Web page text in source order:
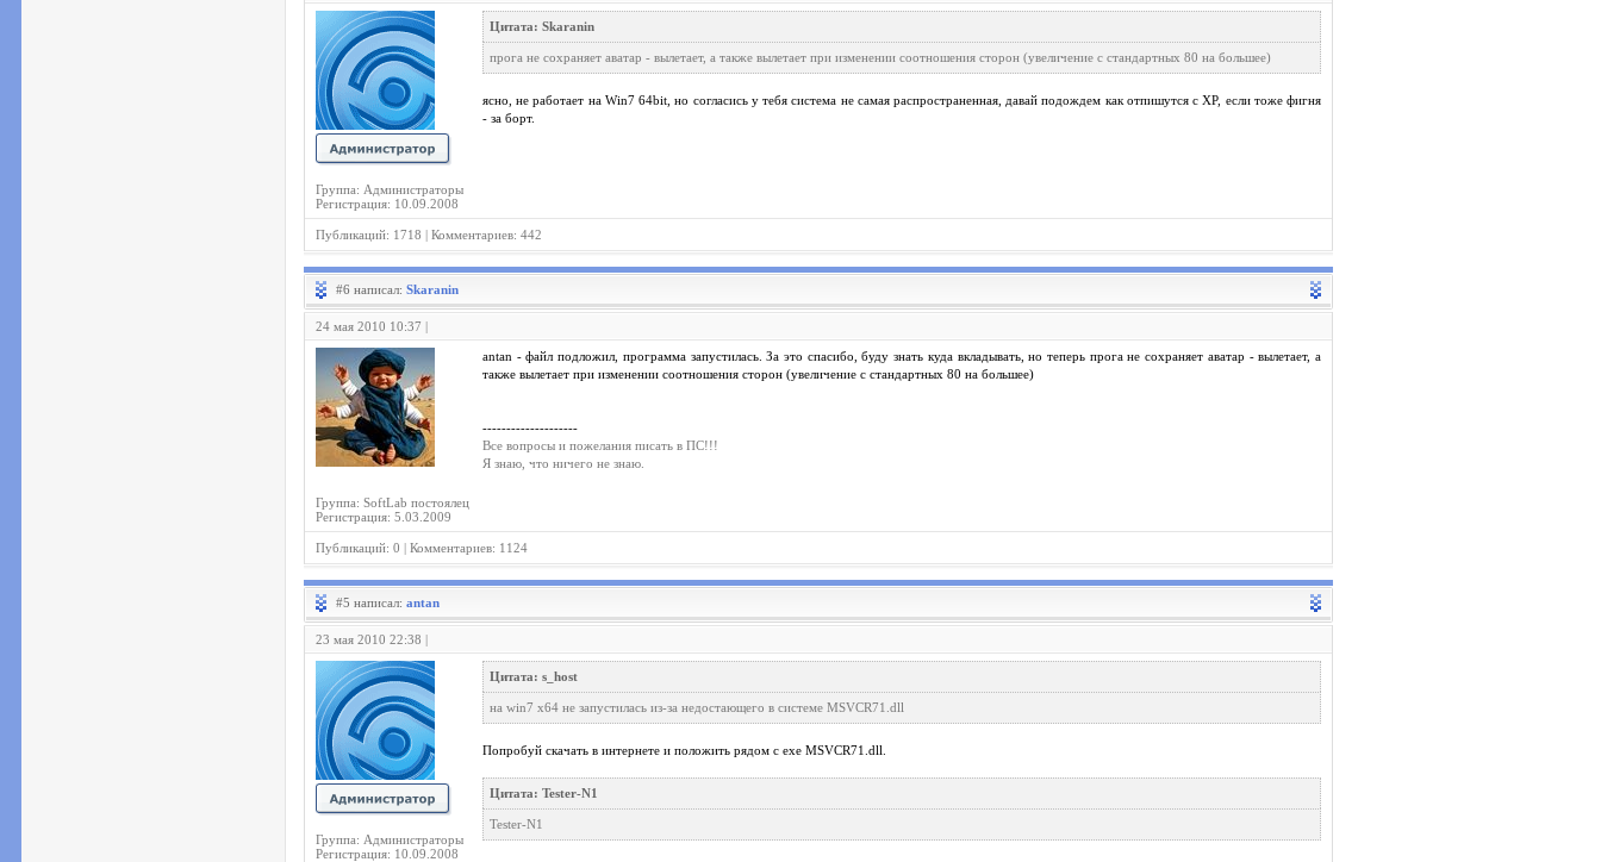
Группа: Администраторы
Регистрация: 10.09.2008
Цитата: Skaranin
прога не сохраняет аватар - вылетает, а также вылетает при изменении соотношения сторон (увеличение с стандартных 80 на большее)
ясно, не работает на Win7 64bit, но согласись у тебя система не самая распространенная, давай подождем как отпишутся с XP, если тоже фигня
- за борт.
Публикаций: 1718 | Комментариев: 442
#6 написал: Skaranin
24 мая 2010 10:37 |
Группа: SoftLab постоялец
Регистрация: 5.03.2009
antan - файл подложил, программа запустилась. За это спасибо, буду знать куда вкладывать, но теперь прога не сохраняет аватар - вылетает, а
также вылетает при изменении соотношения сторон (увеличение с стандартных 80 на большее)
--------------------
Все вопросы и пожелания писать в ПС!!!
Я знаю, что ничего не знаю.
Публикаций: 0 | Комментариев: 1124
#5 написал: antan
23 мая 2010 22:38 |
Группа: Администраторы
Регистрация: 10.09.2008
Цитата: s_host
на win7 x64 не запустилась из-за недостающего в системе MSVCR71.dll
Попробуй скачать в интернете и положить рядом с exe MSVCR71.dll.
Цитата: Tester-N1
Tester-N1